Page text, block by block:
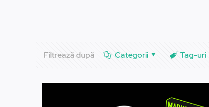
Filtrează după Categorii Tag-uri